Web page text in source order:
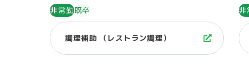
非常勤既卒
調理補助 （レストラン調理）
非